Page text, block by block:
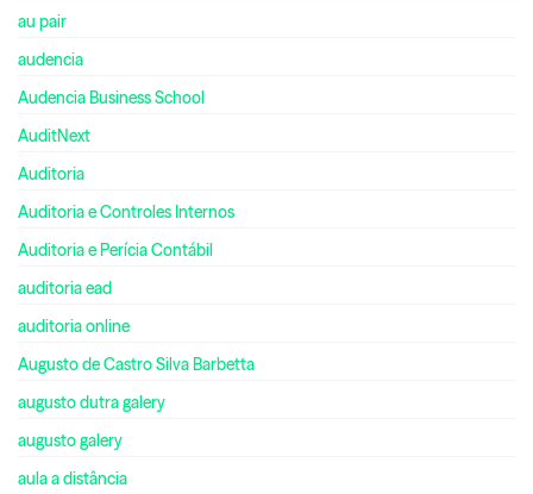
au pair
audencia
Audencia Business School
AuditNext
Auditoria
Auditoria e Controles Internos
Auditoria e Perícia Contábil
auditoria ead
auditoria online
Augusto de Castro Silva Barbetta
augusto dutra galery
augusto galery
aula a distância